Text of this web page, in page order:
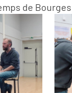
de Bourges.